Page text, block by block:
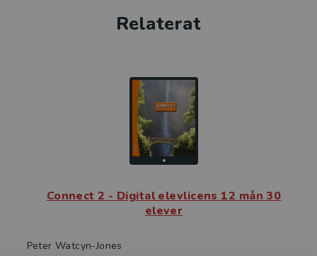
Relaterat
Connect 2 - Digital elevlicens 12 mån 30
elever
Peter Watcyn-Jones